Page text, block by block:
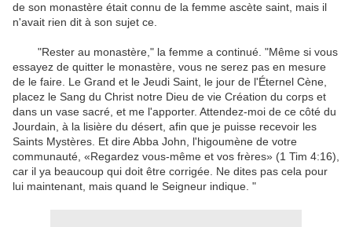
de son monastère était connu de la femme ascète saint, mais il
n'avait rien dit à son sujet ce
"Rester au monastère ," la femme a continué "Même si vous
essayez de quitter le monastère vous ne serez pas en mesure
de le faire Le Grand et le Jeudi Saint le jour de l'Éternel Cène
placez le Sang du Christ notre Dieu de vie Création du corps et
dans un vase sacré et me l'apporter. Attendez-moi de ce côté du
Jourdain , à la lisière du désert afin que je puisse recevoir les
Saints Mystères Et direAbba John l'higoumène de votre
communauté «Regardez vous-même et vos frères» (1 Tim 4:16),
car il ya beaucoup qui doit être corrigée Ne dites pas cela pour
lui maintenant mais quand le Seigneur indique "